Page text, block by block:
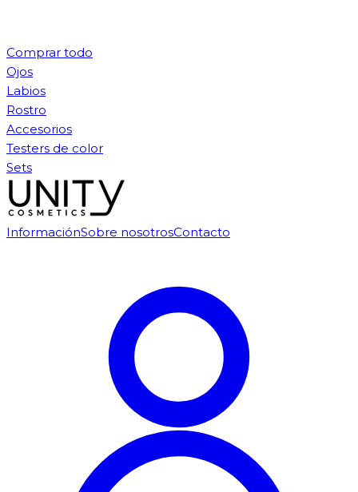
Comprar todo
Ojos
Labios
Rostro
Accesorios
Testers de color
Sets
InformaciónSobre nosotrosContacto